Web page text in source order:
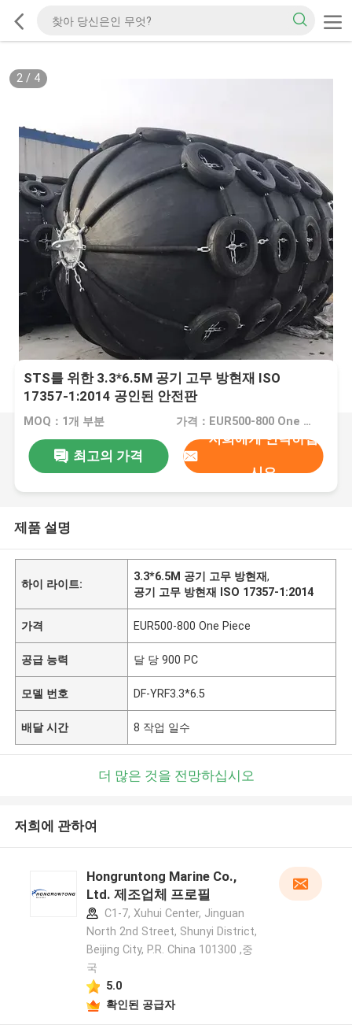
2/ 4
STS를 위한 3.3*6.5M 공기 고무 방현재 ISO
17357-1:2014 공인된 안전판
MOQ：1개 부분 가격：EUR500-800 One Piece
최고의 가격
저희에게 연락하십
시오
제품 설명
하이 라이트:
3.3*6.5M 공기 고무 방현재,
공기 고무 방현재 ISO 17357-1:2014
가격 EUR500-800 One Piece
공급 능력 달 당 900 PC
모델 번호 DF-YRF3.3*6.5
배달 시간 8 작업 일수
더 많은 것을 전망하십시오
저희에 관하여
Hongruntong Marine Co.,
Ltd. 제조업체 프로필
C1-7, Xuhui Center, Jinguan
North 2nd Street, Shunyi District,
Beijing City, P.R. China 101300 ,중
국
5.0
확인된 공급자